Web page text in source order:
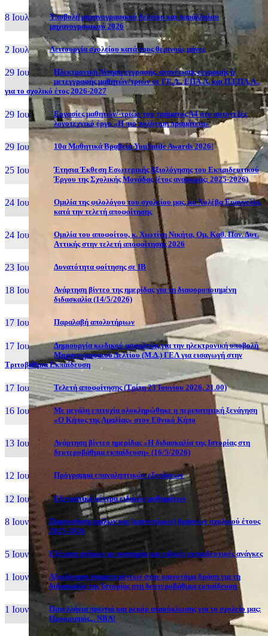
8 Ιουλ, 26
Υποβολή μηχανογραφικού δελτίου και παράλληλου
μηχανογραφικού 2026
2 Ιουλ, 26 Λειτουργία σχολείου κατά τους θερινούς μήνες
29 Ιουν, 26
Ηλεκτρονική Αίτηση εγγραφής, ανανέωσης εγγραφής ή
μετεγγραφής μαθητών/τριών σε ΓΕ.Λ., ΕΠΑ.Λ. και Π.ΕΠΑ.Λ.,
για το σχολικό έτος 2026-2027
29 Ιουν, 26
Εργασίες μαθητών/-τριών του τμήματος Α4 στο αυτοτελές
λογοτεχνικό έργο «Η πιο πολύτιμη πραμάτεια»
29 Ιουν, 26 10α Μαθητικά Βραβεία YouSmile Awards 2026!
25 Ιουν, 26
Έτησια Έκθεση Εσωτερικής Αξιολόγησης του Εκπαιδευτικού
Έργου της Σχολικής Μονάδας (έτος αναφοράς: 2025-2026)
24 Ιουν, 26
Ομιλία της φιλολόγου του σχολείου μας, κα Χολέβα Ευαγγελία,
κατά την τελετή αποφοίτησης
24 Ιουν, 26
Ομιλία του αποφοίτου, κ. Χιωτίνη Νικήτα, Ομ. Καθ. Παν. Δυτ.
Αττικής στην τελετή αποφοίτησης 2026
23 Ιουν, 26 Δυνατότητα φοίτησης σε ΙΒ
18 Ιουν, 26
Ανάρτηση βίντεο της ημερίδας για τη διαφοροποιημένη
διδασκαλία (14/5/2026)
17 Ιουν, 26 Παραλαβή απολυτήριων
17 Ιουν, 26
Δημιουργία κωδικού ασφαλείας για την ηλεκτρονική υποβολή
Μηχανογραφικού Δελτίου (Μ.Δ.) ΓΕΛ για εισαγωγή στην
Τριτοβάθμια Εκπαίδευση
17 Ιουν, 26 Τελετή αποφοίτησης (Τρίτη 23 Ιουνίου 2026, 21.00)
16 Ιουν, 26
Με μεγάλη επιτυχία ολοκληρώθηκε η περιπατητική ξενάγηση
«Ο Κήπος της Αμαλίας» στον Εθνικό Κήπο
13 Ιουν, 26
Ανάρτηση βίντεο ημερίδας «Η διδασκαλία της Ιστορίας στη
δευτεροβάθμια εκπαίδευση» (16/5/2026)
12 Ιουν, 26 Πρόγραμμα επαναληπτικών εξετάσεων
12 Ιουν, 26 Εξεταστικά κέντρα ειδικών μαθημάτων
8 Ιουν, 26
Παρουσίαση ομίλων και (καινοτόμων) δράσεων σχολικού έτους
2025-2026
5 Ιουν, 26 Εξέταση ατόμων με αναπηρία και ειδικές εκπαιδευτικές ανάγκες
1 Ιουν, 26
Αξιολόγηση συμμετεχόντων στην καινοτόμα δράση για τη
διδασκαλία της Ιστορίας στη δευτεροβάθμια εκπαίδευση
1 Ιουν, 26
Πανελλήνια πρωτιά και ρεκόρ ανακύκλωσης για το σχολείο μας:
Προορισμός... NBA!